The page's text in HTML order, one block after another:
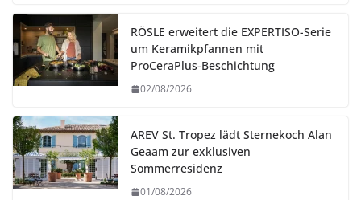
RÖSLE erweitert die EXPERTISO-Serie
um Keramikpfannen mit
ProCeraPlus-Beschichtung
02/08/2026
AREV St. Tropez lädt Sternekoch Alan
Geaam zur exklusiven
Sommerresidenz
01/08/2026